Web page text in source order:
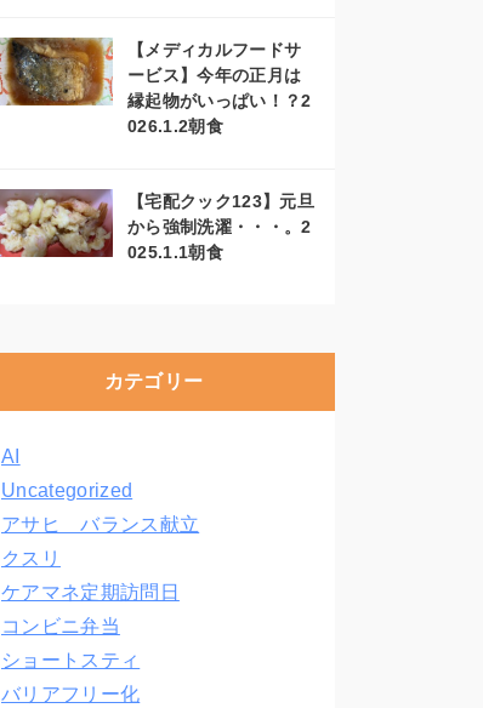
【メディカルフードサ
ービス】今年の正月は
縁起物がいっぱい！？2
026.1.2朝食
【宅配クック123】元旦
から強制洗濯・・・。2
025.1.1朝食
カテゴリー
AI
Uncategorized
アサヒ バランス献立
クスリ
ケアマネ定期訪問日
コンビニ弁当
ショートスティ
バリアフリー化